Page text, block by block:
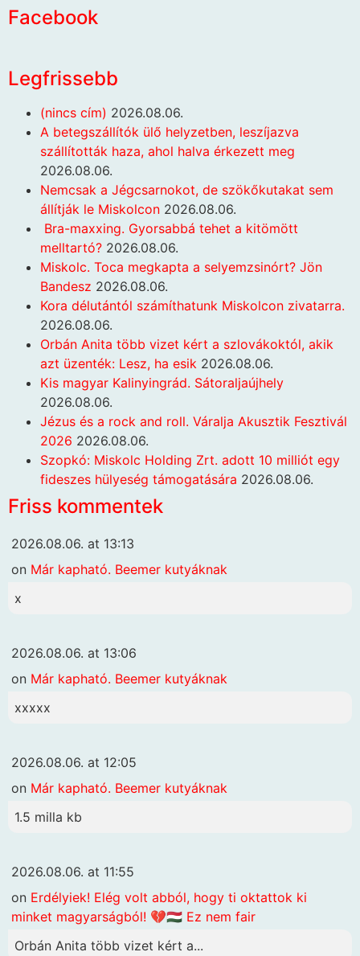
Facebook
Legfrissebb
(nincs cím) 2026.08.06.
A betegszállítók ülő helyzetben, leszíjazva
szállították haza, ahol halva érkezett meg
2026.08.06.
Nemcsak a Jégcsarnokot, de szökőkutakat sem
állítják le Miskolcon 2026.08.06.
Bra-maxxing. Gyorsabbá tehet a kitömött
melltartó? 2026.08.06.
Miskolc. Toca megkapta a selyemzsinórt? Jön
Bandesz 2026.08.06.
Kora délutántól számíthatunk Miskolcon zivatarra.
2026.08.06.
Orbán Anita több vizet kért a szlovákoktól, akik
azt üzenték: Lesz, ha esik 2026.08.06.
Kis magyar Kalinyingrád. Sátoraljaújhely
2026.08.06.
Jézus és a rock and roll. Váralja Akusztik Fesztivál
2026 2026.08.06.
Szopkó: Miskolc Holding Zrt. adott 10 milliót egy
fideszes hülyeség támogatására 2026.08.06.
Friss kommentek
2026.08.06. at 13:13
on Már kapható. Beemer kutyáknak
x
2026.08.06. at 13:06
on Már kapható. Beemer kutyáknak
xxxxx
2026.08.06. at 12:05
on Már kapható. Beemer kutyáknak
1.5 milla kb
2026.08.06. at 11:55
on Erdélyiek! Elég volt abból, hogy ti oktattok ki
minket magyarságból! 💔🇭🇺 Ez nem fair
Orbán Anita több vizet kért a...